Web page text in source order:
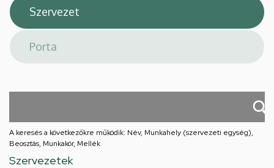
A keresés a következőkre működik: Név, Munkahely (szervezeti egység),
Beosztás, Munkakör, Mellék
Szervezetek